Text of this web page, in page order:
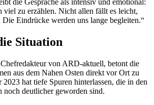
die Gespräche als intensiv und emotional:
viel zu erzählen. Nicht allen fällt es leicht,
Eindrücke werden uns lange begleiten.“
Situation
von ARD-aktuell, betont die
aus dem Nahen Osten direkt vor Ort zu
hat tiefe Spuren hinterlassen, die in den
noch deutlicher geworden sind.